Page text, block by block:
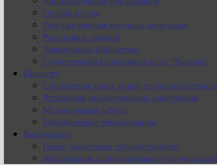
Онлайн-курсы
Государственная итоговая аттестация
Расписание занятий
Электронная библиотека
Студенческий спортивный клуб “Вымпел”
Педагогу
Соблюдение норм этики, противодействие
Аттестация педагогических работников
Методическая работа
Методические рекомендации
Выпускнику
Центр содействия трудоустройству
Информация работодателям по